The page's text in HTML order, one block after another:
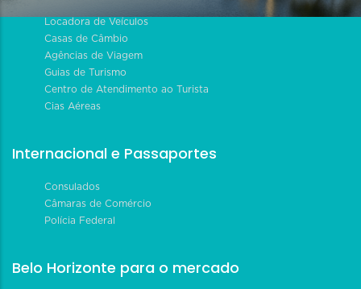
Locadora de Veículos
Casas de Câmbio
Agências de Viagem
Guias de Turismo
Centro de Atendimento ao Turista
Cias Aéreas
Internacional e Passaportes
Consulados
Câmaras de Comércio
Polícia Federal
Belo Horizonte para o mercado